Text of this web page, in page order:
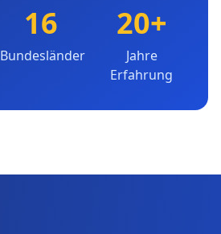
16
Bundesländer
20+
Jahre
Erfahrung